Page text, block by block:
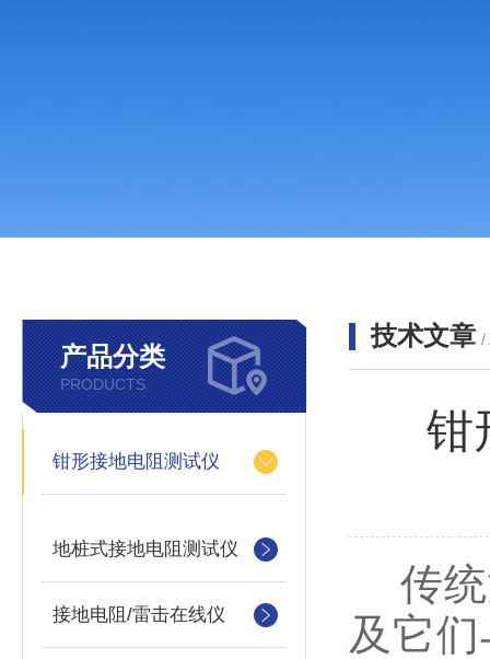
产品分类
PRODUCTS
钳形接地电阻测试仪
地桩式接地电阻测试仪
接地电阻/雷击在线仪
技术文章 /
钳
传统
及它